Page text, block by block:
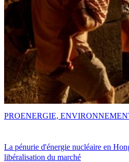
La pénurie d'énergie nucléaire en
libéralisation du marché
PROENERGIE,